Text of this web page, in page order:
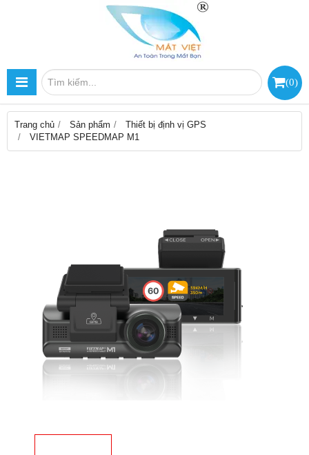
(0)
Trang chủ Sản phẩm
Thiết bị định vị GPS
VIETMAP SPEEDMAP M1